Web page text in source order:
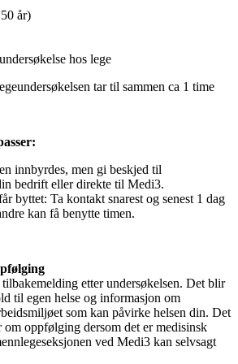
år)
hos lege
tar til sammen ca 1 time
innbyrdes, men gi beskjed til
bedrift eller direkte til Medi3.
byttet: Ta kontakt snarest og senest 1 dag
kan få benytte timen.
etter undersøkelsen. Det blir
til egen helse og informasjon om
som kan påvirke helsen din. Det
oppfølging dersom det er medisinsk
ved Medi3 kan selvsagt